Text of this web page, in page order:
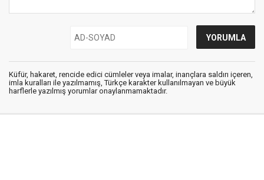
Küfür, hakaret, rencide edici cümleler veya imalar, inançlara saldırı içeren,
imla kuralları ile yazılmamış, Türkçe karakter kullanılmayan ve büyük
harflerle yazılmış yorumlar onaylanmamaktadır.